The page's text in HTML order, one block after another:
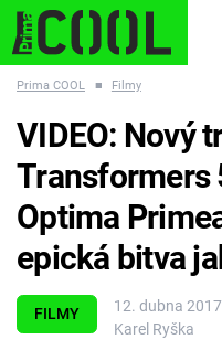
ESCAPE PLNEJ KOTEL
Témata
Prima COOL ■ Filmy
FILMY
12. dubna
Karel Ryška
VIDEO: Nový
Transformers
Optima
epická bitva